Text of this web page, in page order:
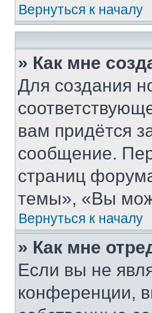
Вернуться к началу
» Как мне
Для создания
вам придётся
сообщение.
страниц
темы», «Вы
Вернуться к началу
» Как мне
Если вы не
конференции,